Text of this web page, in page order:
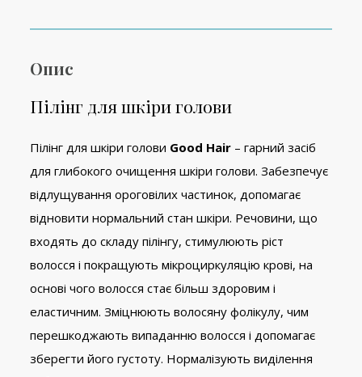
Опис
Пілінг для шкіри голови
Пілінг для шкіри голови Good Hair – гарний засіб
для глибокого очищення шкіри голови. Забезпечує
відлущування ороговілих частинок, допомагає
відновити нормальний стан шкіри. Речовини, що
входять до складу пілінгу, стимулюють ріст
волосся і покращують мікроциркуляцію крові, на
основі чого волосся стає більш здоровим і
еластичним. Зміцнюють волосяну фолікулу, чим
перешкоджають випаданню волосся і допомагає
зберегти його густоту. Нормалізують виділення